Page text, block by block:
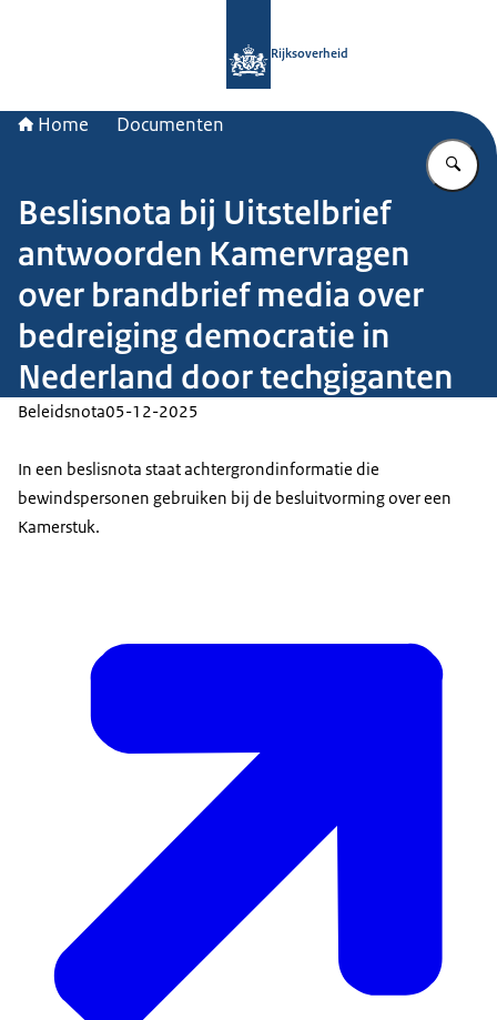
Rijksoverheid
Home Documenten
Beslisnota bij Uitstelbrief
antwoorden Kamervragen
over brandbrief media over
bedreiging democratie in
Nederland door techgiganten
Beleidsnota05-12-2025
In een beslisnota staat achtergrondinformatie die
bewindspersonen gebruiken bij de besluitvorming over een
Kamerstuk.